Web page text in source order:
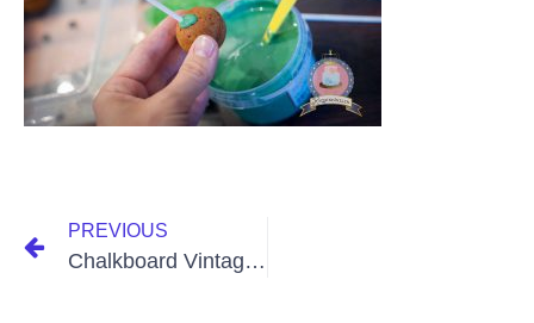
PREVIOUS
Chalkboard Vintage Wedding